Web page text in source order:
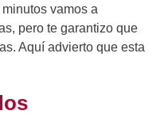
vamos a
pero te garantizo que
Aquí advierto que esta